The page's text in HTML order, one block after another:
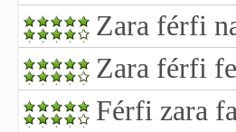
Zara férfi
Zara férfi
Férfi zara